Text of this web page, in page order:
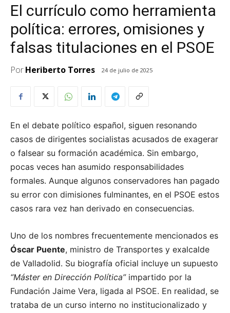
El currículo como herramienta
política: errores, omisiones y
falsas titulaciones en el PSOE
PorHeriberto Torres 24 de julio de 2025
En el debate político español, siguen resonando
casos de dirigentes socialistas acusados de exagerar
o falsear su formación académica. Sin embargo,
pocas veces han asumido responsabilidades
formales. Aunque algunos conservadores han pagado
su error con dimisiones fulminantes, en el PSOE estos
casos rara vez han derivado en consecuencias.
Uno de los nombres frecuentemente mencionados es
Óscar Puente, ministro de Transportes y exalcalde
de Valladolid. Su biografía oficial incluye un supuesto
“Máster en Dirección Política”impartido por la
Fundación Jaime Vera, ligada al PSOE. En realidad, se
trataba de un curso interno no institucionalizado y